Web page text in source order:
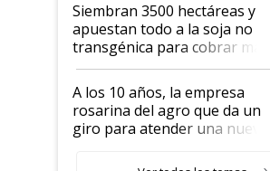
Siembran 3500 hectáreas y
apuestan todo a la soja no
transgénica para cobrar más
por tonelada: compraron un
semillero
A los 10 años, la empresa
rosarina del agro que da un
giro para atender una nueva